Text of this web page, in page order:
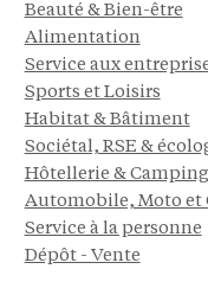
Beauté & Bien-être
Alimentation
Service aux
Sports et Loisirs
Habitat & Bâtiment
Sociétal, RSE &
Hôtellerie & Camping
Automobile, Moto et
Service à la personne
Dépôt - Vente